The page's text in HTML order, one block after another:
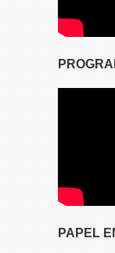
PAPEL